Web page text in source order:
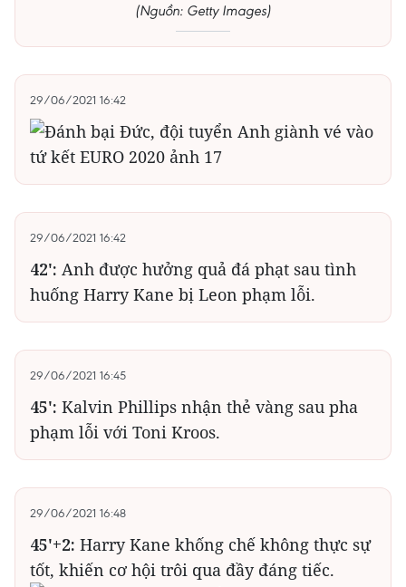
(Nguồn: Getty Images)
29/06/2021 16:42
29/06/2021 16:42
42': Anh được hưởng quả đá phạt sau tình
huống Harry Kane bị Leon phạm lỗi.
29/06/2021 16:45
45': Kalvin Phillips nhận thẻ vàng sau pha
phạm lỗi với Toni Kroos.
29/06/2021 16:48
45'+2: Harry Kane khống chế không thực sự
tốt, khiến cơ hội trôi qua đầy đáng tiếc.